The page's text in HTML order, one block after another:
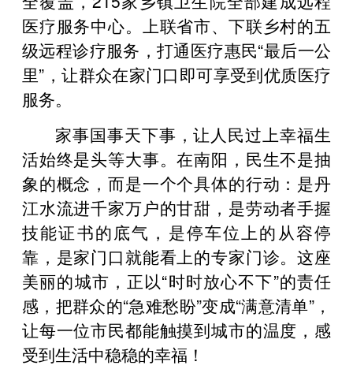
医疗服务中心。上联省市、下联乡村的五
级远程诊疗服务，打通医疗惠民“最后一公
里”，让群众在家门口即可享受到优质医疗
服务。
家事国事天下事，让人民过上幸福生
活始终是头等大事。在南阳，民生不是抽
象的概念，而是一个个具体的行动：是丹
江水流进千家万户的甘甜，是劳动者手握
技能证书的底气，是停车位上的从容停
靠，是家门口就能看上的专家门诊。这座
美丽的城市，正以“时时放心不下”的责任
感，把群众的“急难愁盼”变成“满意清单”，
让每一位市民都能触摸到城市的温度，感
受到生活中稳稳的幸福！